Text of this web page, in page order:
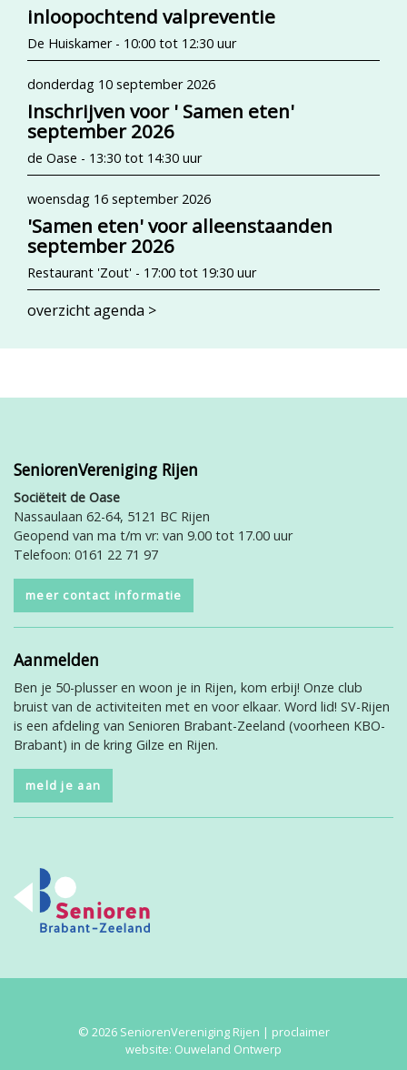
inloopochtend valpreventie
De Huiskamer - 10:00 tot 12:30 uur
donderdag 10 september 2026
Inschrijven voor ' Samen eten'
september 2026
de Oase - 13:30 tot 14:30 uur
woensdag 16 september 2026
'Samen eten' voor alleenstaanden
september 2026
Restaurant 'Zout' - 17:00 tot 19:30 uur
overzicht agenda >
SeniorenVereniging Rijen
Sociëteit de Oase
Nassaulaan 62-64, 5121 BC Rijen
Geopend van ma t/m vr: van 9.00 tot 17.00 uur
Telefoon: 0161 22 71 97
meer contact informatie
Aanmelden
Ben je 50-plusser en woon je in Rijen, kom erbij! Onze club
bruist van de activiteiten met en voor elkaar. Word lid! SV-Rijen
is een afdeling van Senioren Brabant-Zeeland (voorheen KBO-
Brabant) in de kring Gilze en Rijen.
meld je aan
© 2026 SeniorenVereniging Rijen | proclaimer
website: Ouweland Ontwerp